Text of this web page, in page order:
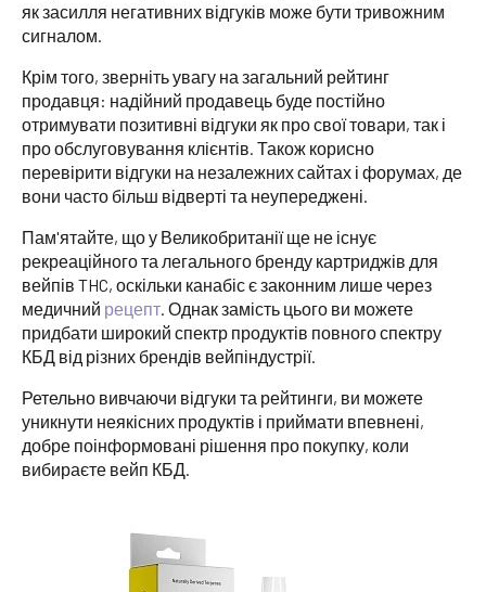
як засилля негативних відгуків може бути тривожним
сигналом.
Крім того, зверніть увагу на загальний рейтинг
продавця: надійний продавець буде постійно
отримувати позитивні відгуки як про свої товари, так і
про обслуговування клієнтів. Також корисно
перевірити відгуки на незалежних сайтах і форумах, де
вони часто більш відверті та неупереджені.
Пам'ятайте, що у Великобританії ще не існує
рекреаційного та легального бренду картриджів для
вейпів THC, оскільки канабіс є законним лише через
медичний рецепт. Однак замість цього ви можете
придбати широкий спектр продуктів повного спектру
КБД від різних брендів вейпіндустрії.
Ретельно вивчаючи відгуки та рейтинги, ви можете
уникнути неякісних продуктів і приймати впевнені,
добре поінформовані рішення про покупку, коли
вибираєте вейп КБД.